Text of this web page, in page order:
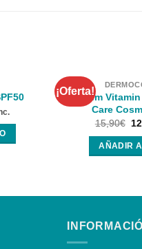
¡Oferta!
Serum
Care
15,90€
AÑADIR